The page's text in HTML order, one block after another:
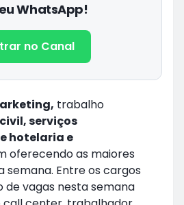
WhatsApp!
no Canal
trabalho
serviços
hotelaria e
oferecendo as maiores
semana. Entre os cargos
vagas nesta semana